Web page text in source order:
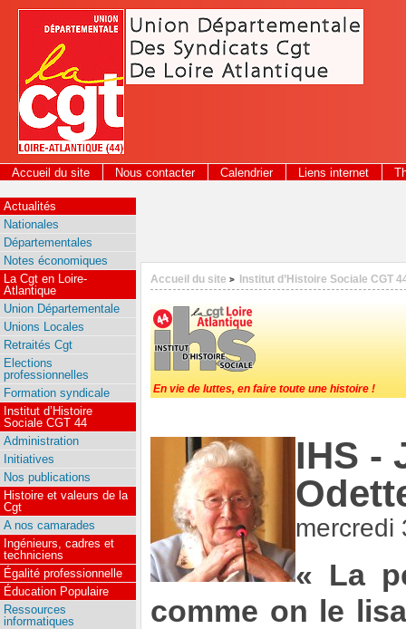
Panneau de gestion des cookies
Accueil du site Nous contacter Calendrier Liens internet
2026
Accueil du site > Institut d’Histoire Sociale CGT
En vie de luttes, en faire toute une histoire !
IHS -
mercredi
« La
comme on le
Actualités
Nationales
Départementales
Notes économiques
La Cgt en Loire-
Atlantique
Union Départementale
Unions Locales
Retraités Cgt
Elections
professionnelles
Formation syndicale
Institut d’Histoire
Sociale CGT 44
Administration
Initiatives
Nos publications
Histoire et valeurs de la
Cgt
A nos camarades
Ingénieurs, cadres et
techniciens
Égalité professionnelle
Éducation Populaire
Ressources
informatiques